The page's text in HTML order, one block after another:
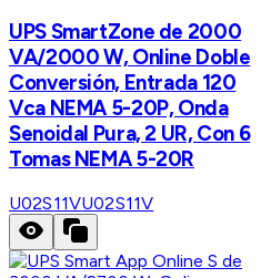
UPS SmartZone de 2000
VA/2000 W, Online Doble
Conversión, Entrada 120
Vca NEMA 5-20P, Onda
Senoidal Pura, 2 UR, Con 6
Tomas NEMA 5-20R
U02S11VU02S11V